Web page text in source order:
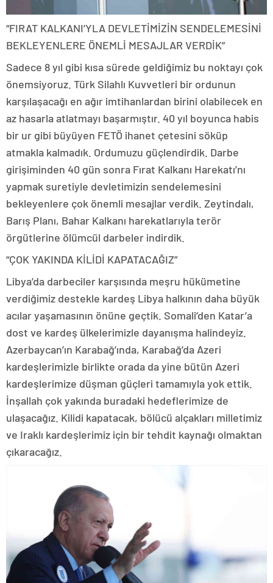
“FIRAT KALKANI’YLA DEVLETİMİZİN SENDELEMESİNİ
BEKLEYENLERE ÖNEMLİ MESAJLAR VERDİK”
Sadece 8 yıl gibi kısa sürede geldiğimiz bu noktayı çok
önemsiyoruz. Türk Silahlı Kuvvetleri bir ordunun
karşılaşacağı en ağır imtihanlardan birini olabilecek en
az hasarla atlatmayı başarmıştır. 40 yıl boyunca habis
bir ur gibi büyüyen FETÖ ihanet çetesini söküp
atmakla kalmadık. Ordumuzu güçlendirdik. Darbe
girişiminden 40 gün sonra Fırat Kalkanı Harekatı’nı
yapmak suretiyle devletimizin sendelemesini
bekleyenlere çok önemli mesajlar verdik. Zeytindalı,
Barış Planı, Bahar Kalkanı harekatlarıyla terör
örgütlerine ölümcül darbeler indirdik.
“ÇOK YAKINDA KİLİDİ KAPATACAĞIZ”
Libya’da darbeciler karşısında meşru hükümetine
verdiğimiz destekle kardeş Libya halkının daha büyük
acılar yaşamasının önüne geçtik. Somali’den Katar’a
dost ve kardeş ülkelerimizle dayanışma halindeyiz.
Azerbaycan’ın Karabağ’ında, Karabağ’da Azeri
kardeşlerimizle birlikte orada da yine bütün Azeri
kardeşlerimize düşman güçleri tamamıyla yok ettik.
İnşallah çok yakında buradaki hedeflerimize de
ulaşacağız. Kilidi kapatacak, bölücü alçakları milletimiz
ve Iraklı kardeşlerimiz için bir tehdit kaynağı olmaktan
çıkaracağız.